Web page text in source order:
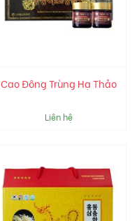
Cao Đông Trùng Hạ Thảo
Liên hệ